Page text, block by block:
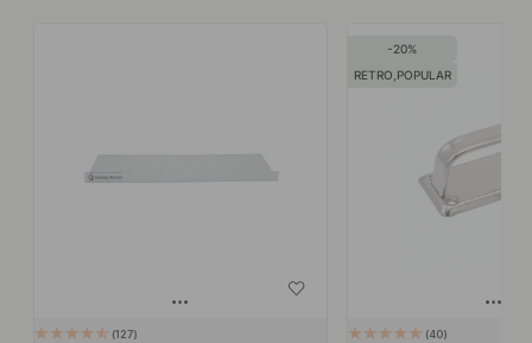
127
20
RETRO,POPULAR
40